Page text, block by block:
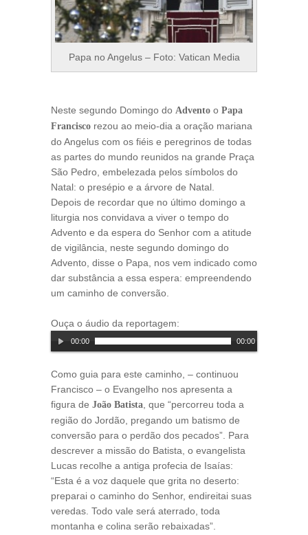
Papa no Angelus – Foto: Vatican Media
Neste segundo Domingo do Advento o Papa
Francisco rezou ao meio-dia a oração mariana
do Angelus com os fiéis e peregrinos de todas
as partes do mundo reunidos na grande Praça
São Pedro, embelezada pelos símbolos do
Natal: o presépio e a árvore de Natal.
Depois de recordar que no último domingo a
liturgia nos convidava a viver o tempo do
Advento e da espera do Senhor com a atitude
de vigilância, neste segundo domingo do
Advento, disse o Papa, nos vem indicado como
dar substância a essa espera: empreendendo
um caminho de conversão.
Ouça o áudio da reportagem:
00:00 00:00
Como guia para este caminho, – continuou
Francisco – o Evangelho nos apresenta a
figura de João Batista , que “percorreu toda a
região do Jordão, pregando um batismo de
conversão para o perdão dos pecados”. Para
descrever a missão do Batista, o evangelista
Lucas recolhe a antiga profecia de Isaías:
“Esta é a voz daquele que grita no deserto:
preparai o caminho do Senhor, endireitai suas
veredas. Todo vale será aterrado, toda
montanha e colina serão rebaixadas”.